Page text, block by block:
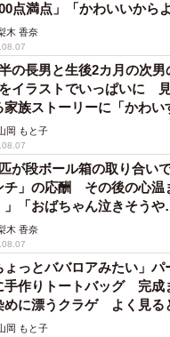
点満点」「かわいいから
木 香奈
の長男と生後2カ月の次
イラストでいっぱいに
家族ストーリーに「かわい
岡 もと子
が段ボール箱の取り合い
チ」の応酬 その後の心温
」「おばちゃん泣きそうや
木 香奈
ょっとババロアみたい」
手作りトートバッグ 完
めに漂うクラゲ よく見る
」
岡 もと子